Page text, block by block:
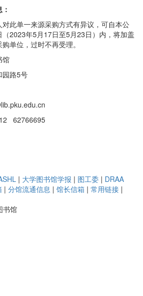
此单一来源采购方式有异议，可自本公
2023年5月17日至5月23日）内，将加盖
单位，过时不再受理。
馆
园路5号
62766695
| 大学图书馆学报 | 图工委 | DRAA
| 分馆流通信息 | 馆长信箱 | 常用链接 |
书馆